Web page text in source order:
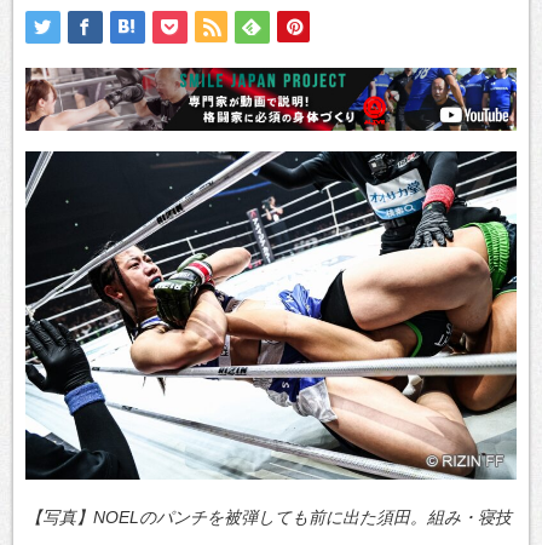
【写真】NOELのパンチを被弾しても前に出た須田。組み・寝技